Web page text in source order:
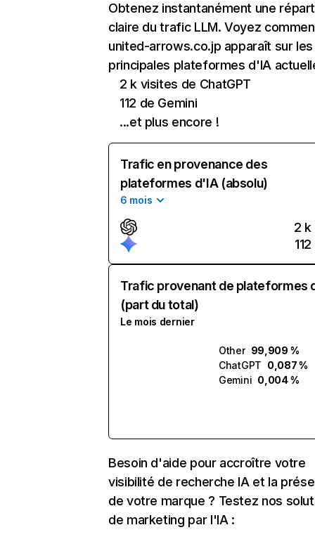
Obtenez instantanément une
claire du trafic LLM. Voyez
united-arrows.co.jp apparaît sur les
principales plateformes d'IA
2 k visites de ChatGPT
112 de Gemini
...et plus encore !
Trafic en provenance des
plateformes d'IA (absolu)
6 mois
2 k
112
Trafic provenant de plateformes
(part du total)
Le mois dernier
Other 99,909 %
ChatGPT 0,087 %
Gemini 0,004 %
Besoin d'aide pour accroître votre
visibilité de recherche IA et la
de votre marque ? Testez nos
de marketing par l'IA :